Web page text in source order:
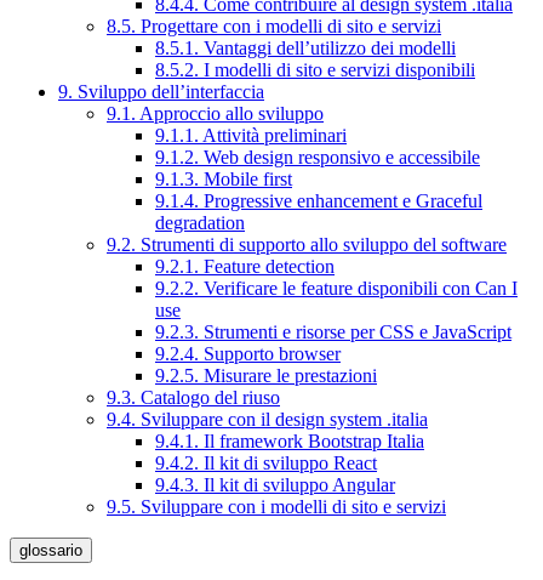
8.4.4. Come contribuire al design system .italia
8.5. Progettare con i modelli di sito e servizi
8.5.1. Vantaggi dell’utilizzo dei modelli
8.5.2. I modelli di sito e servizi disponibili
9. Sviluppo dell’interfaccia
9.1. Approccio allo sviluppo
9.1.1. Attività preliminari
9.1.2. Web design responsivo e accessibile
9.1.3. Mobile first
9.1.4. Progressive enhancement e Graceful
degradation
9.2. Strumenti di supporto allo sviluppo del software
9.2.1. Feature detection
9.2.2. Verificare le feature disponibili con Can I
use
9.2.3. Strumenti e risorse per CSS e JavaScript
9.2.4. Supporto browser
9.2.5. Misurare le prestazioni
9.3. Catalogo del riuso
9.4. Sviluppare con il design system .italia
9.4.1. Il framework Bootstrap Italia
9.4.2. Il kit di sviluppo React
9.4.3. Il kit di sviluppo Angular
9.5. Sviluppare con i modelli di sito e servizi
glossario